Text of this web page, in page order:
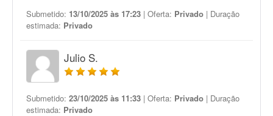
Submetido: 13/10/2025 às 17:23 | Oferta: Privado | Duração
estimada: Privado
Julio S.
Submetido: 23/10/2025 às 11:33 | Oferta: Privado | Duração
estimada: Privado